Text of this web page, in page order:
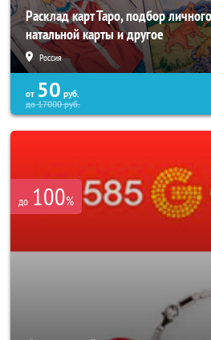
Расклад карт Таро, подбор
натальной карты и другое
Россия
от 50 руб.
до17000руб.
до 100%